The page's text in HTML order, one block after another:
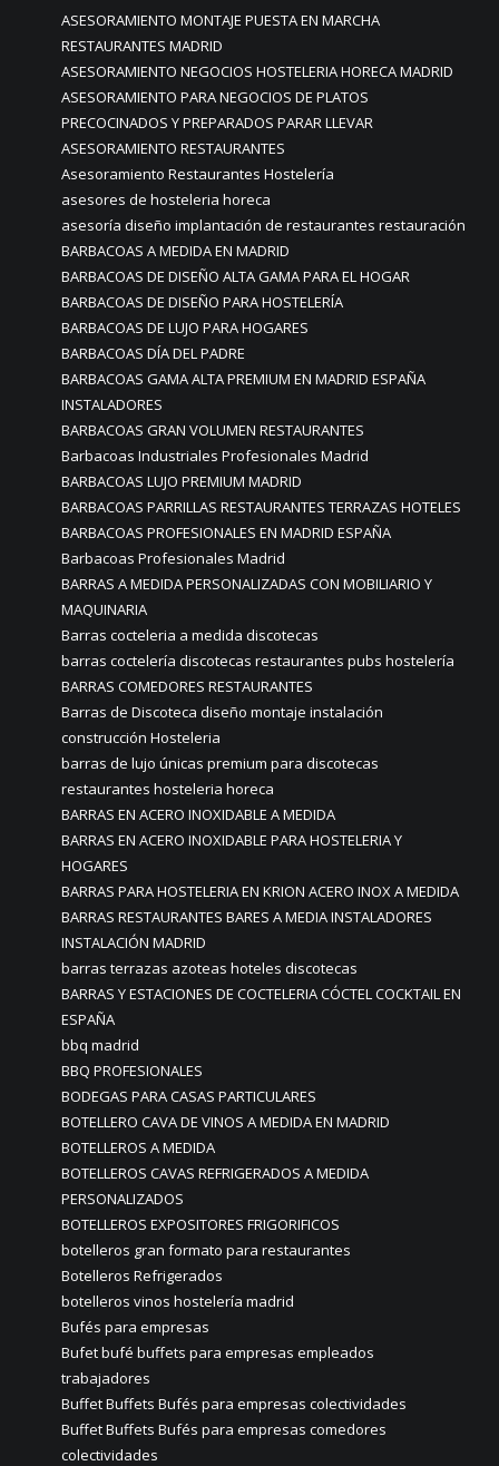
ASESORAMIENTO MONTAJE PUESTA EN MARCHA
RESTAURANTES MADRID
ASESORAMIENTO NEGOCIOS HOSTELERIA HORECA MADRID
ASESORAMIENTO PARA NEGOCIOS DE PLATOS
PRECOCINADOS Y PREPARADOS PARAR LLEVAR
ASESORAMIENTO RESTAURANTES
Asesoramiento Restaurantes Hostelería
asesores de hosteleria horeca
asesoría diseño implantación de restaurantes restauración
BARBACOAS A MEDIDA EN MADRID
BARBACOAS DE DISEÑO ALTA GAMA PARA EL HOGAR
BARBACOAS DE DISEÑO PARA HOSTELERÍA
BARBACOAS DE LUJO PARA HOGARES
BARBACOAS DÍA DEL PADRE
BARBACOAS GAMA ALTA PREMIUM EN MADRID ESPAÑA
INSTALADORES
BARBACOAS GRAN VOLUMEN RESTAURANTES
Barbacoas Industriales Profesionales Madrid
BARBACOAS LUJO PREMIUM MADRID
BARBACOAS PARRILLAS RESTAURANTES TERRAZAS HOTELES
BARBACOAS PROFESIONALES EN MADRID ESPAÑA
Barbacoas Profesionales Madrid
BARRAS A MEDIDA PERSONALIZADAS CON MOBILIARIO Y
MAQUINARIA
Barras cocteleria a medida discotecas
barras coctelería discotecas restaurantes pubs hostelería
BARRAS COMEDORES RESTAURANTES
Barras de Discoteca diseño montaje instalación
construcción Hosteleria
barras de lujo únicas premium para discotecas
restaurantes hosteleria horeca
BARRAS EN ACERO INOXIDABLE A MEDIDA
BARRAS EN ACERO INOXIDABLE PARA HOSTELERIA Y
HOGARES
BARRAS PARA HOSTELERIA EN KRION ACERO INOX A MEDIDA
BARRAS RESTAURANTES BARES A MEDIA INSTALADORES
INSTALACIÓN MADRID
barras terrazas azoteas hoteles discotecas
BARRAS Y ESTACIONES DE COCTELERIA CÓCTEL COCKTAIL EN
ESPAÑA
bbq madrid
BBQ PROFESIONALES
BODEGAS PARA CASAS PARTICULARES
BOTELLERO CAVA DE VINOS A MEDIDA EN MADRID
BOTELLEROS A MEDIDA
BOTELLEROS CAVAS REFRIGERADOS A MEDIDA
PERSONALIZADOS
BOTELLEROS EXPOSITORES FRIGORIFICOS
botelleros gran formato para restaurantes
Botelleros Refrigerados
botelleros vinos hostelería madrid
Bufés para empresas
Bufet bufé buffets para empresas empleados
trabajadores
Buffet Buffets Bufés para empresas colectividades
Buffet Buffets Bufés para empresas comedores
colectividades